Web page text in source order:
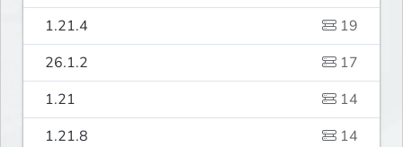
1.21.4
19
26.1.2
17
1.21
14
1.21.8
14